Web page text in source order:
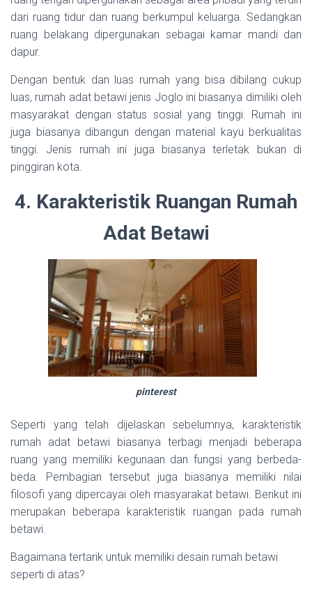
dari ruang tidur dan ruang berkumpul keluarga. Sedangkan
ruang belakang dipergunakan sebagai kamar mandi dan
dapur.
Dengan bentuk dan luas rumah yang bisa dibilang cukup
luas, rumah adat betawi jenis Joglo ini biasanya dimiliki oleh
masyarakat dengan status sosial yang tinggi. Rumah ini
juga biasanya dibangun dengan material kayu berkualitas
tinggi. Jenis rumah ini juga biasanya terletak bukan di
pinggiran kota.
4. Karakteristik Ruangan Rumah
Adat Betawi
pinterest
Seperti yang telah dijelaskan sebelumnya, karakteristik
rumah adat betawi biasanya terbagi menjadi beberapa
ruang yang memiliki kegunaan dan fungsi yang berbeda-
beda. Pembagian tersebut juga biasanya memiliki nilai
filosofi yang dipercayai oleh masyarakat betawi. Berikut ini
merupakan beberapa karakteristik ruangan pada rumah
betawi.
Bagaimana tertarik untuk memiliki desain rumah betawi
seperti di atas?